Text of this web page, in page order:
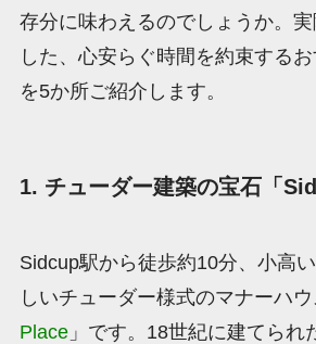
存分に味わえるのでしょうか。
した、心安らぐ時間を約束する
を5か所ご紹介します。
1. チューダー建築の宝石「
Sidcup駅から徒歩約10分、小高
しいチューダー様式のマナーハウ
Place」です。18世紀に建てられ